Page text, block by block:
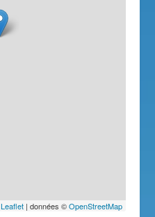
Leaflet| données ©OpenStreetMap